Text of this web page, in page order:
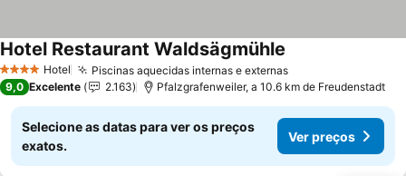
4 EstrelasHotel Piscinas aquecidas internas e externas
Hotel Restaurant Waldsägmühle
9,0 Excelente 2.163 Pfalzgrafenweiler, a 10.6 km de Freudenstadt
Selecione as datas para ver os preços
exatos.
Ver preços